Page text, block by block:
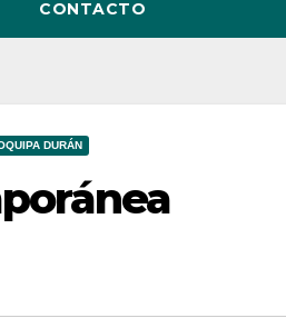
CONTACTO
DURÁN